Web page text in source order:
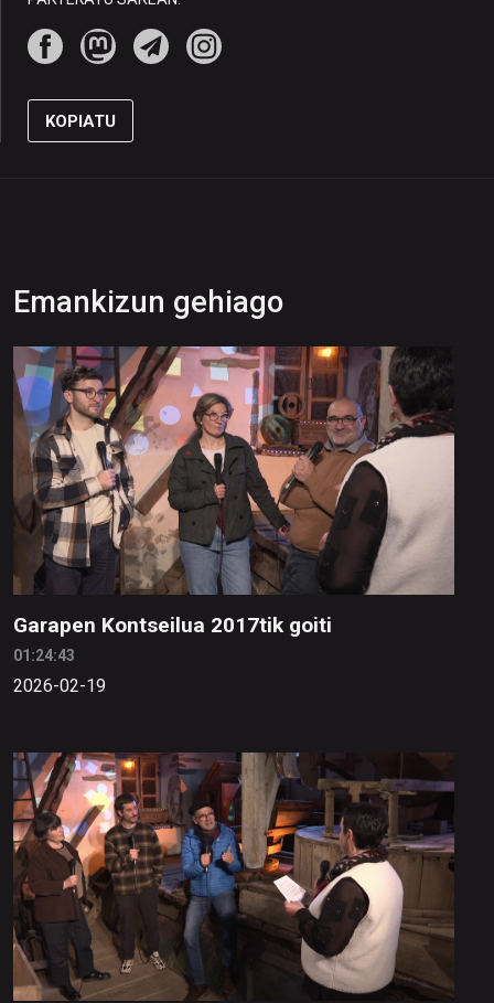
KOPIATU
Emankizun gehiago
Garapen Kontseilua 2017tik goiti
01:24:43
2026-02-19